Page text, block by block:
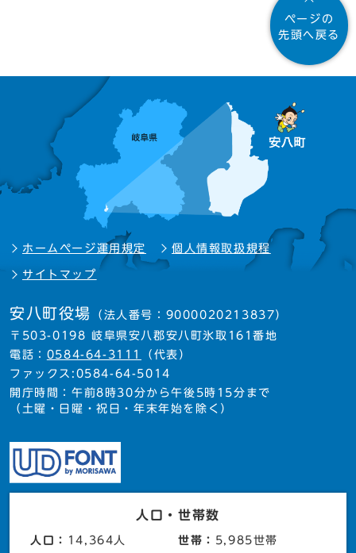
ページの
先頭へ戻る
ホームページ運用規定 個人情報取扱規程
サイトマップ
安八町役場 （法人番号：9000020213837）
〒503-0198 岐阜県安八郡安八町氷取161番地
電話： 0584-64-3111
（代表）
ファックス:0584-64-5014
開庁時間：午前8時30分から午後5時15分まで
（土曜・日曜・祝日・年末年始を除く）
人口・世帯数
人口： 14,364人 世帯： 5,985世帯